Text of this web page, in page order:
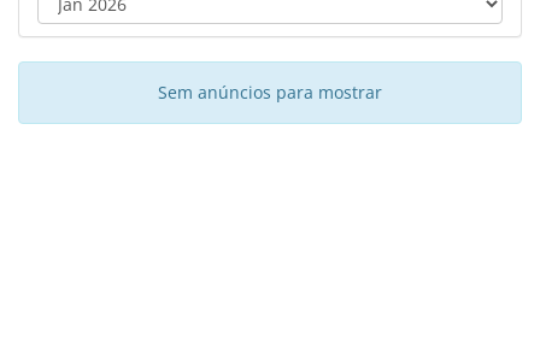
Sem anúncios para mostrar